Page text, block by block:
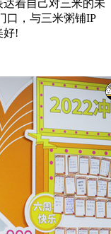
着自己对三米的未
口，与三米粥铺IP
好!